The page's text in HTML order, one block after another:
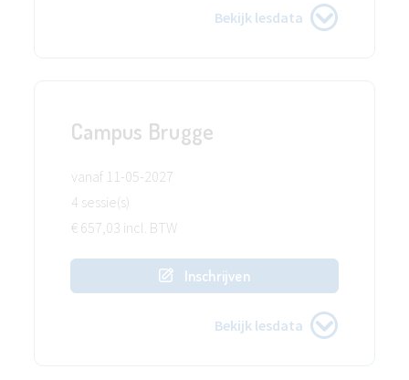
Bekijk lesdata
Campus Brugge
vanaf 11-05-2027
4 sessie(s)
€ 657,03 incl. BTW
Inschrijven
Bekijk lesdata